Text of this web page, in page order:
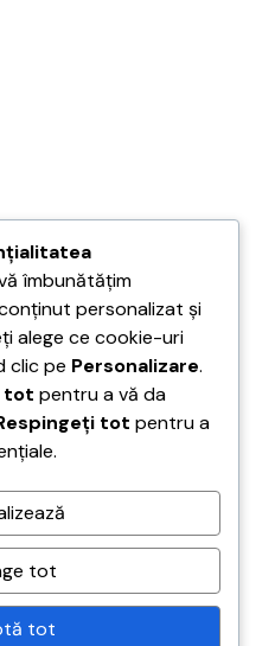
CRSSE Timișoara
programului de
ÎNTRE JUCĂTORI,
FUNCȚIONALITATEA
îmbunătățim
personalizat și
alege ce cookie-uri
clic pe Personalizare.
tot pentru a vă da
tot pentru a
tot
tot